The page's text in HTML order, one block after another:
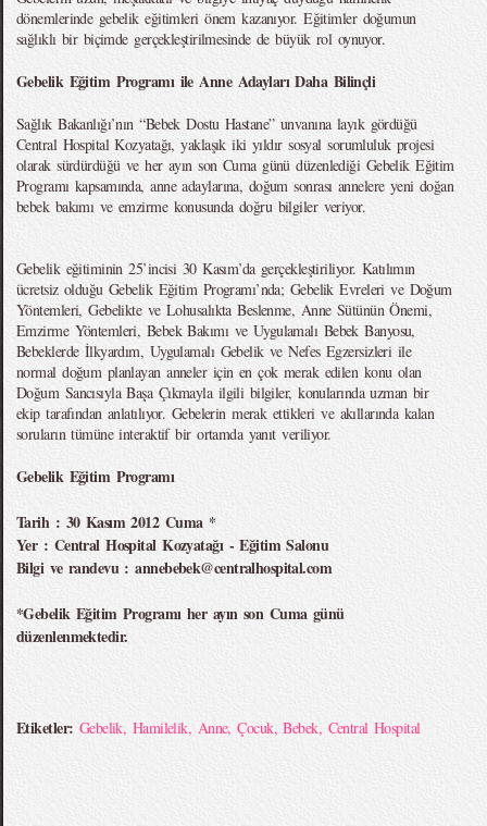
dönemlerinde gebelik eğitimleri önem kazanıyor. Eğitimler doğumun
sağlıklı bir biçimde gerçekleştirilmesinde de büyük rol oynuyor.
Gebelik Eğitim Programı ile Anne Adayları Daha Bilinçli
Sağlık Bakanlığı’nın “Bebek Dostu Hastane” unvanına layık gördüğü
Central Hospital Kozyatağı, yaklaşık iki yıldır sosyal sorumluluk projesi
olarak sürdürdüğü ve her ayın son Cuma günü düzenlediği Gebelik Eğitim
Programı kapsamında, anne adaylarına, doğum sonrası annelere yeni doğan
bebek bakımı ve emzirme konusunda doğru bilgiler veriyor.
Gebelik eğitiminin 25’incisi 30 Kasım’da gerçekleştiriliyor. Katılımın
ücretsiz olduğu Gebelik Eğitim Programı’nda; Gebelik Evreleri ve Doğum
Yöntemleri, Gebelikte ve Lohusalıkta Beslenme, Anne Sütünün Önemi,
Emzirme Yöntemleri, Bebek Bakımı ve Uygulamalı Bebek Banyosu,
Bebeklerde İlkyardım, Uygulamalı Gebelik ve Nefes Egzersizleri ile
normal doğum planlayan anneler için en çok merak edilen konu olan
Doğum Sancısıyla Başa Çıkmayla ilgili bilgiler, konularında uzman bir
ekip tarafından anlatılıyor. Gebelerin merak ettikleri ve akıllarında kalan
soruların tümüne interaktif bir ortamda yanıt veriliyor.
Gebelik Eğitim Programı
Tarih : 30 Kasım 2012 Cuma *
Yer : Central Hospital Kozyatağı - Eğitim Salonu
Bilgi ve randevu : annebebek@centralhospital.com
*Gebelik Eğitim Programı her ayın son Cuma günü
düzenlenmektedir.
Etiketler: Gebelik, Hamilelik, Anne,Çocuk,Bebek, Central Hospital